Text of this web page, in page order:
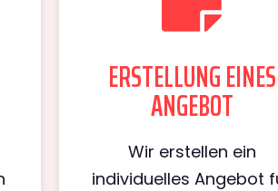
ERSTELLUNG EINES
ANGEBOT
Wir erstellen ein
individuelles Angebot